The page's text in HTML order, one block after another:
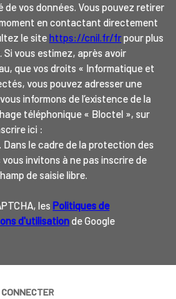
vos données. Vous pouvez retirer
en contactant directement
le sitehttps://cnil.fr/frpour plus
Si vous estimez, après avoir
que vos droits « Informatique et
vous pouvez adresser une
informons de l’existence de la
téléphonique « Bloctel », sur
ici :
. Dans le cadre de la protection des
invitons à ne pas inscrire de
de saisie libre.
les Politiques de
d'utilisationde Google